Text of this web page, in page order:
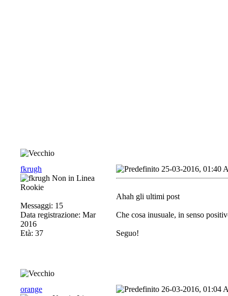
fkrugh
Rookie
Messaggi: 15
Data registrazione: Mar
2016
Età: 37
25-03-2016, 01:40
Ahah gli ultimi post
Che cosa inusuale, in senso
Seguo!
orange 26-03-2016, 01:04